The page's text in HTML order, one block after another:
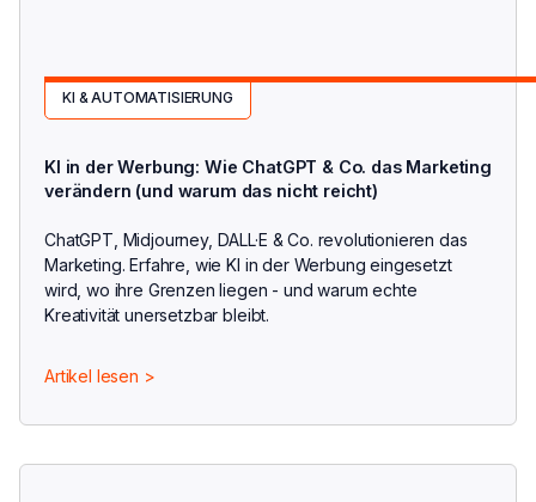
KI & AUTOMATISIERUNG
KI in der Werbung: Wie ChatGPT & Co. das Marketing
verändern (und warum das nicht reicht)
ChatGPT, Midjourney, DALL·E & Co. revolutionieren das
Marketing. Erfahre, wie KI in der Werbung eingesetzt
wird, wo ihre Grenzen liegen - und warum echte
Kreativität unersetzbar bleibt.
Artikel lesen >